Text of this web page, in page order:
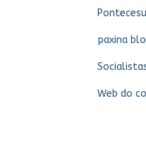
paxina
Web do